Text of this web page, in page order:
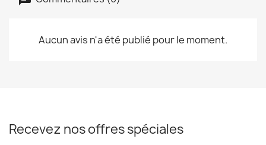
Aucun avis n'a été publié pour le moment.
Recevez nos offres spéciales